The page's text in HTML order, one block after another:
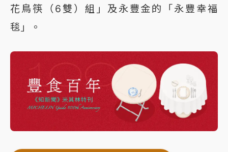
花鳥筷（6雙）組」及永豐金的「永豐幸福
毯」。